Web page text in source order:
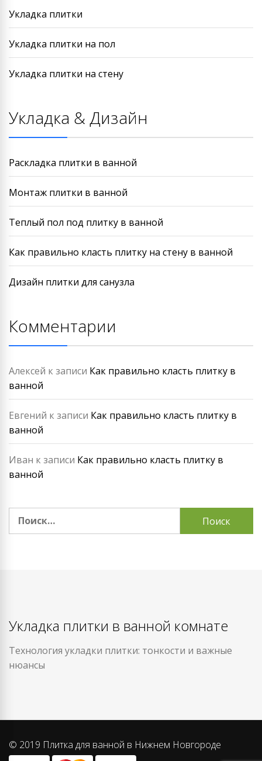
Укладка плитки
Укладка плитки на пол
Укладка плитки на стену
Укладка & Дизайн
Раскладка плитки в ванной
Монтаж плитки в ванной
Теплый пол под плитку в ванной
Как правильно класть плитку на стену в ванной
Дизайн плитки для санузла
Комментарии
Алексей к записи Как правильно класть плитку в
ванной
Евгений к записи Как правильно класть плитку в
ванной
Иван к записи Как правильно класть плитку в
ванной
Найти:
Укладка плитки в ванной комнате
Технология укладки плитки: тонкости и важные
нюансы
© 2019 Плитка для ванной в Нижнем Новгороде